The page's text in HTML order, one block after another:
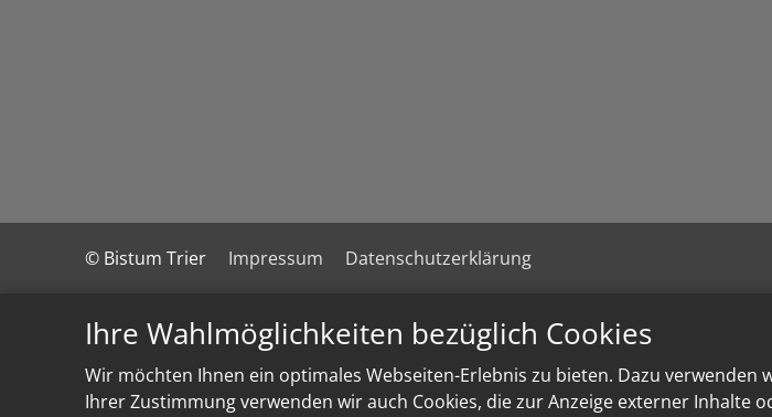
Ihre Wahlmöglichkeiten bezüglich Cookies
Wir möchten Ihnen ein optimales Webseiten-Erlebnis zu bieten. Dazu
Ihrer Zustimmung verwenden wir auch Cookies, die zur Anzeige externer Inhalte
© Bistum Trier Impressum Datenschutzerklärung